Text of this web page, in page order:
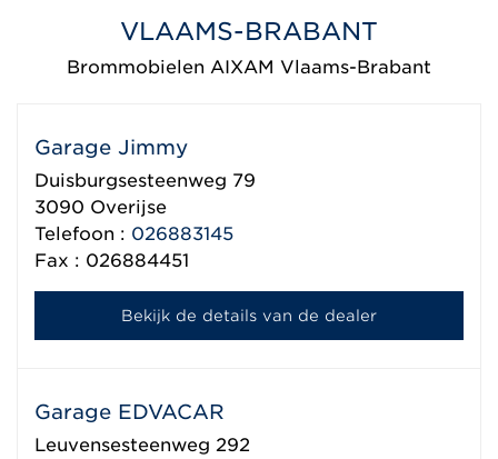
VLAAMS-BRABANT
Brommobielen AIXAM Vlaams-Brabant
Garage Jimmy
Duisburgsesteenweg 79
3090 Overijse
Telefoon : 026883145
Fax : 026884451
Bekijk de details van de dealer
Garage EDVACAR
Leuvensesteenweg 292